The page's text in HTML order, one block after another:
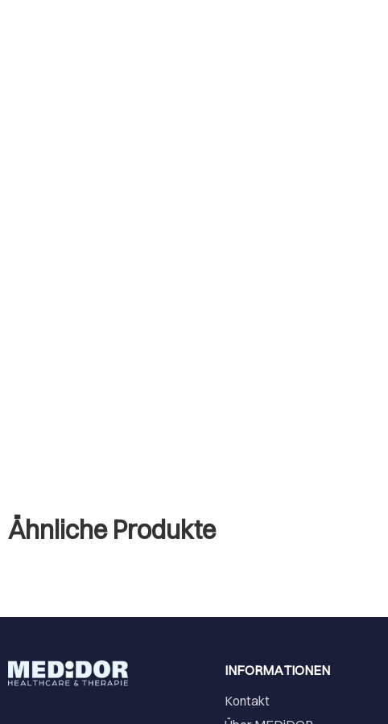
Ähnliche Produkte
INFORMATIONEN
Kontakt